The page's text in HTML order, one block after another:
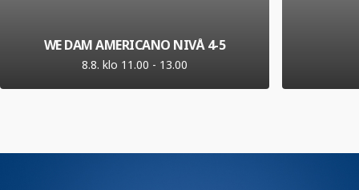
WE DAM AMERICANO NIVÅ 4-5
8.8. klo 11.00 - 13.00